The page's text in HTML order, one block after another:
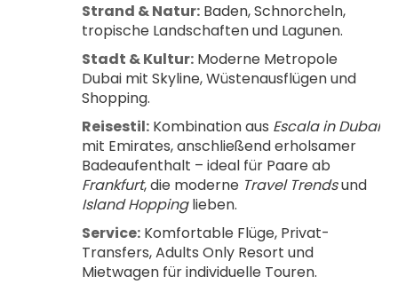
Strand & Natur: Baden, Schnorcheln,
tropische Landschaften und Lagunen.
Stadt & Kultur: Moderne Metropole
Dubai mit Skyline, Wüstenausflügen und
Shopping.
Reisestil: Kombination aus Escala in Dubai
mit Emirates, anschließend erholsamer
Frankfurt, die moderne Travel Trends
Island Hopping lieben.
Service: Komfortable Flüge, Privat-
Transfers, Adults Only Resort und
Mietwagen für individuelle Touren.